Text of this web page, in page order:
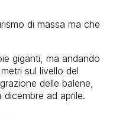
di massa ma che
giganti, ma andando
sul livello del
delle balene,
ad aprile.